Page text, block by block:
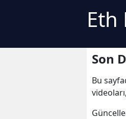
Son
Bu